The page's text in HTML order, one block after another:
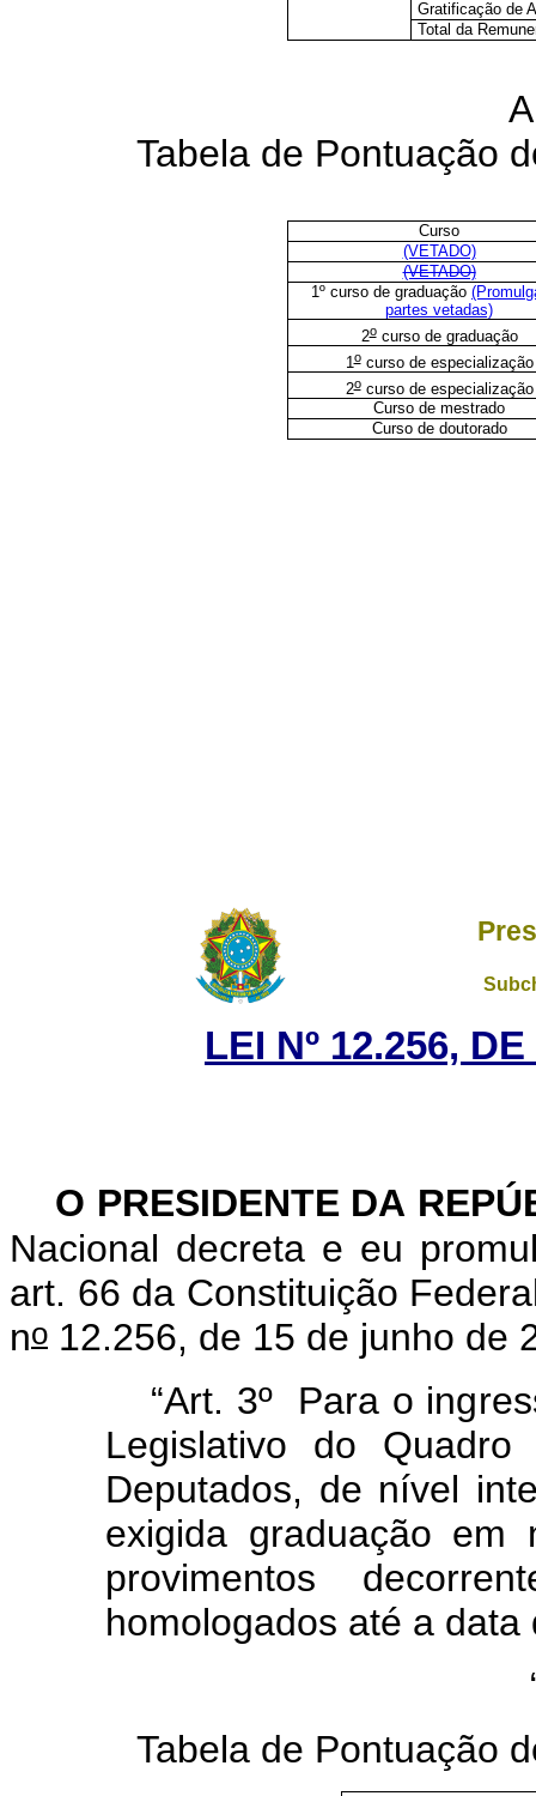
Gratificação de
Total da
Tabela de Pontuação
Curso
(VETADO)
(VETADO)
1º curso de graduação
partes vetadas)
2ocurso de graduação
1ocurso de especialização
2ocurso de especialização
Curso de mestrado
Curso de doutorado
LEI Nº 12.256,
O PRESIDENTE DA
Nacional decreta e eu
art. 66 da Constituição
no 12.256, de 15 de junho de
“Art. 3º Para o
Legislativo do
Deputados, de nível
exigida graduação em
provimentos
homologados até a data
Tabela de Pontuação